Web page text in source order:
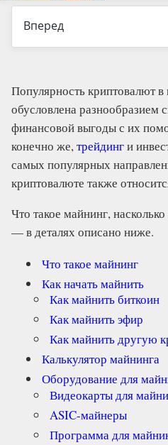
Вперед
Популярность криптовалют
обусловлена разнообразием
финансовой выгоды с их
конечно же,трейдинги
самых популярных
криптовалюте также
Что такое майнинг,
— в деталях описано ниже.
Что такое майнинг
Как начать майнить
Как майнить биткоин
Как майнить эфир
Как майнить другую
Калькулятор майнинга
Оборудование для
Видеокарты для
ASIC-майнеры
Программа для